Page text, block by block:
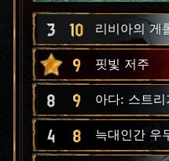
3 10 리비아의 게
9 핏빛 저주
8 9 아다: 스트리
4 8 늑대인간 우